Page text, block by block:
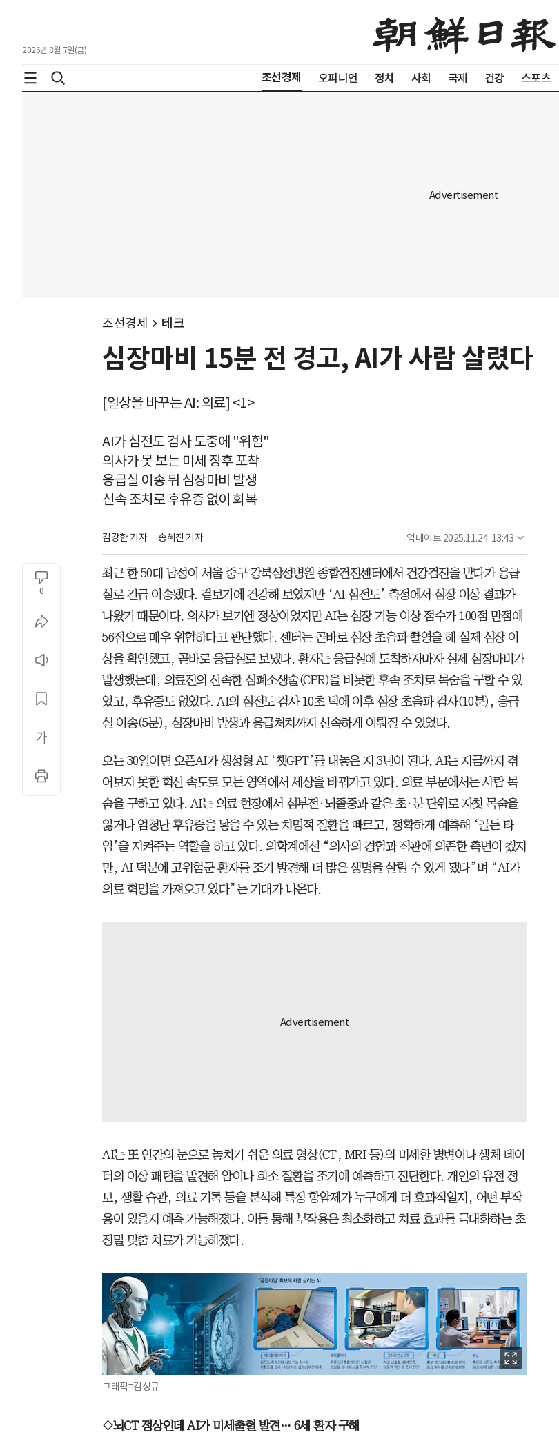
2026년 8월 7일(금)
조선경제 오피니언 정치 사회 국제 건강 스포츠
조선경제 테크
심장마비 15분 전 경고, AI가 사람 살렸다
[일상을 바꾸는 AI: 의료] <1>
AI가 심전도 검사 도중에 "위험"
의사가 못 보는 미세 징후 포착
응급실 이송 뒤 심장마비 발생
신속 조치로 후유증 없이 회복
김강한 기자 송혜진 기자 업데이트 2025.11.24. 13:43
0
최근 한 50대 남성이 서울 중구 강북삼성병원 종합건진센터에서 건강검진을 받다가 응급
실로 긴급 이송됐다. 겉보기에 건강해 보였지만 ‘AI 심전도’ 측정에서 심장 이상 결과가
나왔기 때문이다. 의사가 보기엔 정상이었지만 AI는 심장 기능 이상 점수가 100점 만점에
56점으로 매우 위험하다고 판단했다. 센터는 곧바로 심장 초음파 촬영을 해 실제 심장 이
상을 확인했고, 곧바로 응급실로 보냈다. 환자는 응급실에 도착하자마자 실제 심장마비가
발생했는데, 의료진의 신속한 심폐소생술(CPR)을 비롯한 후속 조치로 목숨을 구할 수 있
었고, 후유증도 없었다. AI의 심전도 검사 10초 덕에 이후 심장 초음파 검사(10분), 응급
실 이송(5분), 심장마비 발생과 응급처치까지 신속하게 이뤄질 수 있었다.
오는 30일이면 오픈AI가 생성형 AI ‘챗GPT’를 내놓은 지 3년이 된다. AI는 지금까지 겪
어보지 못한 혁신 속도로 모든 영역에서 세상을 바꿔가고 있다. 의료 부문에서는 사람 목
숨을 구하고 있다. AI는 의료 현장에서 심부전·뇌졸중과 같은 초·분 단위로 자칫 목숨을
잃거나 엄청난 후유증을 낳을 수 있는 치명적 질환을 빠르고, 정확하게 예측해 ‘골든 타
임’을 지켜주는 역할을 하고 있다. 의학계에선 “의사의 경험과 직관에 의존한 측면이 컸지
만, AI 덕분에 고위험군 환자를 조기 발견해 더 많은 생명을 살릴 수 있게 됐다”며 “AI가
의료 혁명을 가져오고 있다”는 기대가 나온다.
AI는 또 인간의 눈으로 놓치기 쉬운 의료 영상(CT, MRI 등)의 미세한 병변이나 생체 데이
터의 이상 패턴을 발견해 암이나 희소 질환을 조기에 예측하고 진단한다. 개인의 유전 정
보, 생활 습관, 의료 기록 등을 분석해 특정 항암제가 누구에게 더 효과적일지, 어떤 부작
용이 있을지 예측 가능해졌다. 이를 통해 부작용은 최소화하고 치료 효과를 극대화하는 초
정밀 맞춤 치료가 가능해졌다.
그래픽=김성규
◇뇌CT 정상인데 AI가 미세출혈 발견… 6세 환자 구해